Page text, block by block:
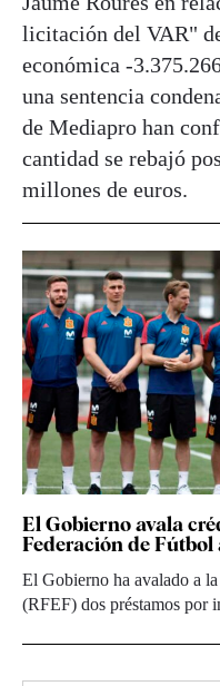
licitación del VAR"
económica -
una sentencia
de Mediapro han
cantidad se rebajó
millones de euros.
El Gobierno avala
Federación de Fútbol
El Gobierno ha avalado a
(RFEF) dos préstamos